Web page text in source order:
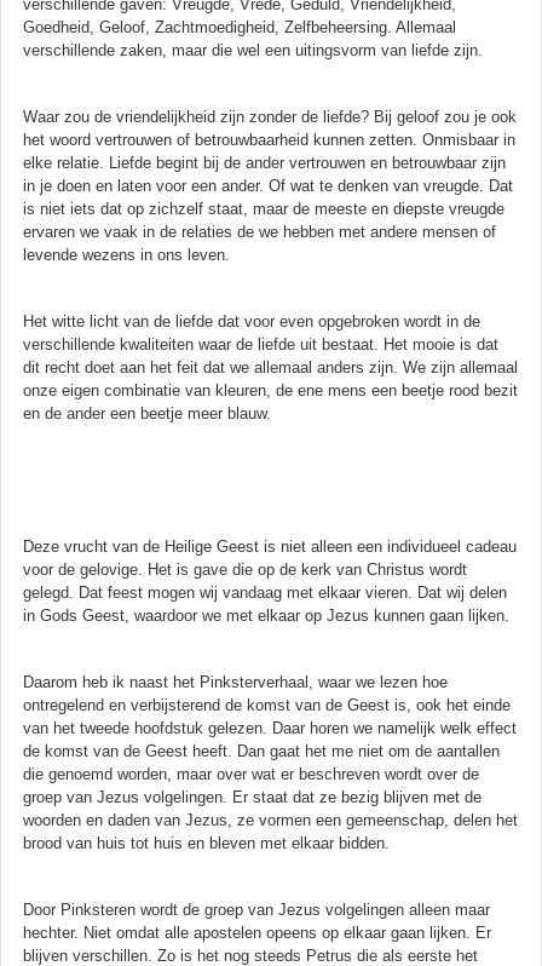
verschillende gaven: Vreugde, Vrede, Geduld, Vriendelijkheid,
Goedheid, Geloof, Zachtmoedigheid, Zelfbeheersing. Allemaal
verschillende zaken, maar die wel een uitingsvorm van liefde zijn.
Waar zou de vriendelijkheid zijn zonder de liefde? Bij geloof zou je ook
het woord vertrouwen of betrouwbaarheid kunnen zetten. Onmisbaar in
elke relatie. Liefde begint bij de ander vertrouwen en betrouwbaar zijn
in je doen en laten voor een ander. Of wat te denken van vreugde. Dat
is niet iets dat op zichzelf staat, maar de meeste en diepste vreugde
ervaren we vaak in de relaties de we hebben met andere mensen of
levende wezens in ons leven.
Het witte licht van de liefde dat voor even opgebroken wordt in de
verschillende kwaliteiten waar de liefde uit bestaat. Het mooie is dat
dit recht doet aan het feit dat we allemaal anders zijn. We zijn allemaal
onze eigen combinatie van kleuren, de ene mens een beetje rood bezit
en de ander een beetje meer blauw.
Deze vrucht van de Heilige Geest is niet alleen een individueel cadeau
voor de gelovige. Het is gave die op de kerk van Christus wordt
gelegd. Dat feest mogen wij vandaag met elkaar vieren. Dat wij delen
in Gods Geest, waardoor we met elkaar op Jezus kunnen gaan lijken.
Daarom heb ik naast het Pinksterverhaal, waar we lezen hoe
ontregelend en verbijsterend de komst van de Geest is, ook het einde
van het tweede hoofdstuk gelezen. Daar horen we namelijk welk effect
de komst van de Geest heeft. Dan gaat het me niet om de aantallen
die genoemd worden, maar over wat er beschreven wordt over de
groep van Jezus volgelingen. Er staat dat ze bezig blijven met de
woorden en daden van Jezus, ze vormen een gemeenschap, delen het
brood van huis tot huis en bleven met elkaar bidden.
Door Pinksteren wordt de groep van Jezus volgelingen alleen maar
hechter. Niet omdat alle apostelen opeens op elkaar gaan lijken. Er
blijven verschillen. Zo is het nog steeds Petrus die als eerste het